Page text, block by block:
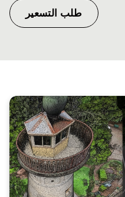
طلب التسعير